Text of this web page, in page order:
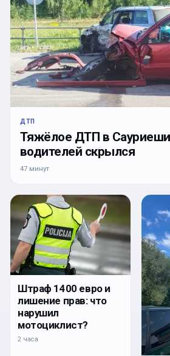
ДТП
Тяжёлое ДТП в
водителей скрылся
47 минут
Штраф 1400 евро и
лишение прав: что
нарушил
мотоциклист?
2 часа